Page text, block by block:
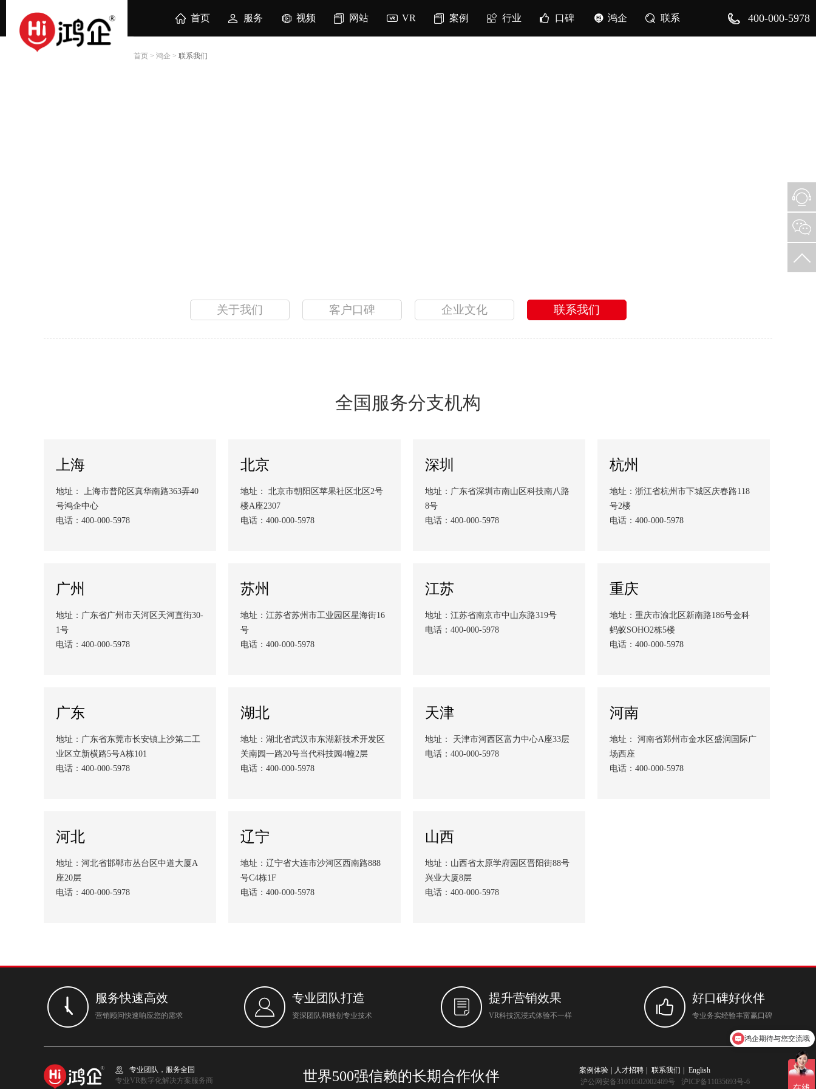
首页 服务 视频 网站 VR 案例 行业 口碑 鸿企 联系 400-000-5978
首页 > 鸿企 > 联系我们
关于我们 客户口碑 企业文化 联系我们
全国服务分支机构
上海
地址： 上海市普陀区真华南路363弄40
号鸿企中心
电话：400-000-5978
北京
地址： 北京市朝阳区苹果社区北区2号
楼A座2307
电话：400-000-5978
深圳
地址：广东省深圳市南山区科技南八路
8号
电话：400-000-5978
杭州
地址：浙江省杭州市下城区庆春路118
号2楼
电话：400-000-5978
广州
地址：广东省广州市天河区天河直街30-
1号
电话：400-000-5978
苏州
地址：江苏省苏州市工业园区星海街16
号
电话：400-000-5978
江苏
地址：江苏省南京市中山东路319号
电话：400-000-5978
重庆
地址：重庆市渝北区新南路186号金科
蚂蚁SOHO2栋5楼
电话：400-000-5978
广东
地址：广东省东莞市长安镇上沙第二工
业区立新横路5号A栋101
电话：400-000-5978
湖北
地址：湖北省武汉市东湖新技术开发区
关南园一路20号当代科技园4幢2层
电话：400-000-5978
天津
地址： 天津市河西区富力中心A座33层
电话：400-000-5978
河南
地址： 河南省郑州市金水区盛润国际广
场西座
电话：400-000-5978
河北
地址：河北省邯郸市丛台区中道大厦A
座20层
电话：400-000-5978
辽宁
地址：辽宁省大连市沙河区西南路888
号C4栋1F
电话：400-000-5978
山西
地址：山西省太原学府园区晋阳街88号
兴业大厦8层
电话：400-000-5978
服务快速高效
营销顾问快速响应您的需求
专业团队打造
资深团队和独创专业技术
提升营销效果
VR科技沉浸式体验不一样
好口碑好伙伴
专业务实经验丰富赢口碑
专业团队，服务全国
专业VR数字化解决方案服务商
世界500强信赖的长期合作伙伴 案例体验 人才招聘 联系我们
English
沪公网安备31010502002469号
沪ICP备11035693号-6
你们是怎么收费的呢
鸿企期待与您交流哦